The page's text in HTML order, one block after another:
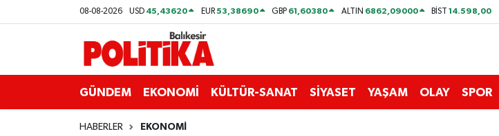
08-08-2026 USD 45,43620 EUR53,38690 GBP 61,60380 ALTIN 6862,09000 BİST14.598,00
GÜNDEM EKONOMİ KÜLTÜR-SANAT SİYASET YAŞAM OLAY SPOR
HABERLER EKONOMİ
ASTROLOJİ
Balıkesir Nöbetçi Eczaneler
Balıkesir Hava Durumu
Balıkesir Namaz Vakitleri